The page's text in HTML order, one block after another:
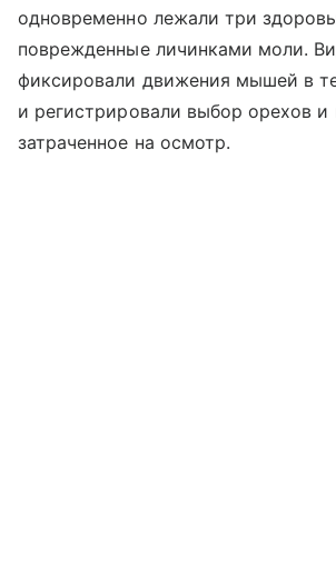
одновременно лежали три
поврежденные личинками моли.
фиксировали движения мышей в
и регистрировали выбор орехов и
затраченное на осмотр.